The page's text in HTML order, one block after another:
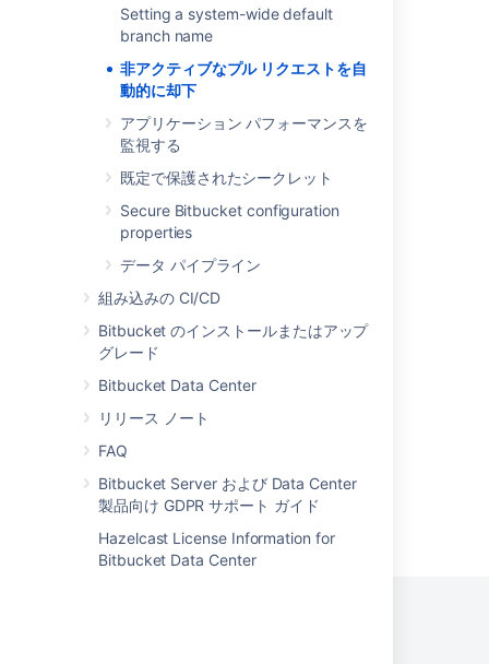
Setting a system-wide default
branch name
非アクティブなプル リクエストを自
動的に却下
アプリケーション パフォーマンスを
監視する
既定で保護されたシークレット
Secure Bitbucket configuration
properties
データ パイプライン
組み込みの CI/CD
Bitbucket のインストールまたはアップ
グレード
Bitbucket Data Center
リリース ノート
FAQ
Bitbucket Server および Data Center
製品向け GDPR サポート ガイド
Hazelcast License Information for
Bitbucket Data Center
関連コンテンツ
Default tasks
Using repository hooks
Draft pull requests
Repository notifications
Pull request notifications
Reviewing a pull request
Using project permissions